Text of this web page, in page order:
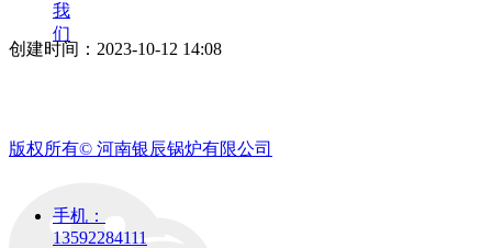
我
们
创建时间： 2023-10-12 14:08
版权所有© 河南银辰锅炉有限公司
手机：
13592284111